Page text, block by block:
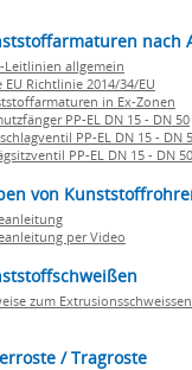
nach
Leitlinien allgemein
EU Richtlinie 2014/34/EU
in Ex-Zonen
PP-EL DN 15 - DN 50
PP-EL DN 15 - DN
PP-EL DN 15 - DN 50
von
per Video
zum Extrusionsschweissen
/ Tragroste